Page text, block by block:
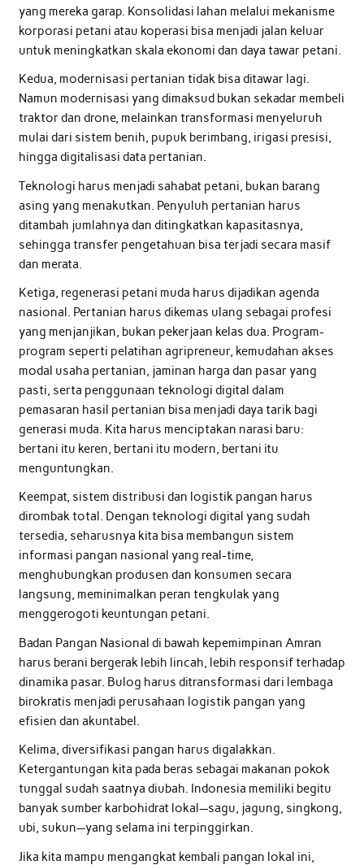
yang mereka garap. Konsolidasi lahan melalui mekanisme
korporasi petani atau koperasi bisa menjadi jalan keluar
untuk meningkatkan skala ekonomi dan daya tawar petani.
Kedua, modernisasi pertanian tidak bisa ditawar lagi.
Namun modernisasi yang dimaksud bukan sekadar membeli
traktor dan drone, melainkan transformasi menyeluruh
mulai dari sistem benih, pupuk berimbang, irigasi presisi,
hingga digitalisasi data pertanian.
Teknologi harus menjadi sahabat petani, bukan barang
asing yang menakutkan. Penyuluh pertanian harus
ditambah jumlahnya dan ditingkatkan kapasitasnya,
sehingga transfer pengetahuan bisa terjadi secara masif
dan merata.
Ketiga, regenerasi petani muda harus dijadikan agenda
nasional. Pertanian harus dikemas ulang sebagai profesi
yang menjanjikan, bukan pekerjaan kelas dua. Program-
program seperti pelatihan agripreneur, kemudahan akses
modal usaha pertanian, jaminan harga dan pasar yang
pasti, serta penggunaan teknologi digital dalam
pemasaran hasil pertanian bisa menjadi daya tarik bagi
generasi muda. Kita harus menciptakan narasi baru:
bertani itu keren, bertani itu modern, bertani itu
menguntungkan.
Keempat, sistem distribusi dan logistik pangan harus
dirombak total. Dengan teknologi digital yang sudah
tersedia, seharusnya kita bisa membangun sistem
informasi pangan nasional yang real-time,
menghubungkan produsen dan konsumen secara
langsung, meminimalkan peran tengkulak yang
menggerogoti keuntungan petani.
Badan Pangan Nasional di bawah kepemimpinan Amran
harus berani bergerak lebih lincah, lebih responsif terhadap
dinamika pasar. Bulog harus ditransformasi dari lembaga
birokratis menjadi perusahaan logistik pangan yang
efisien dan akuntabel.
Kelima, diversifikasi pangan harus digalakkan.
Ketergantungan kita pada beras sebagai makanan pokok
tunggal sudah saatnya diubah. Indonesia memiliki begitu
banyak sumber karbohidrat lokal—sagu, jagung, singkong,
ubi, sukun—yang selama ini terpinggirkan.
Jika kita mampu mengangkat kembali pangan lokal ini,